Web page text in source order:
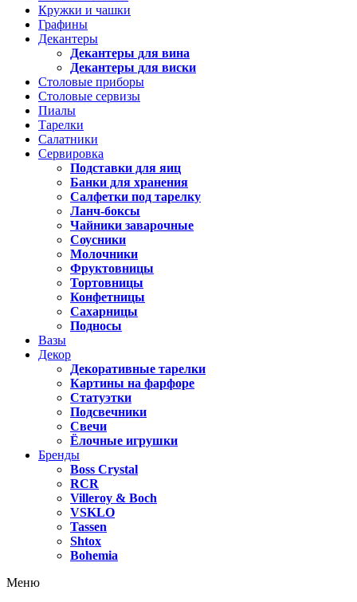
Кружки и чашки
Графины
Декантеры
Декантеры для вина
Декантеры для виски
Столовые приборы
Столовые сервизы
Пиалы
Тарелки
Салатники
Сервировка
Подставки для яиц
Банки для хранения
Салфетки под тарелку
Ланч-боксы
Чайники заварочные
Соусники
Молочники
Фруктовницы
Тортовницы
Конфетницы
Сахарницы
Подносы
Вазы
Декор
Декоративные тарелки
Картины на фарфоре
Статуэтки
Подсвечники
Свечи
Ёлочные игрушки
Бренды
Boss Crystal
RCR
Villeroy & Boch
VSKLO
Tassen
Shtox
Bohemia
Меню